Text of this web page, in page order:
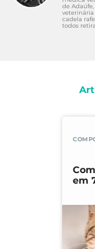
de
cadela
todos
em